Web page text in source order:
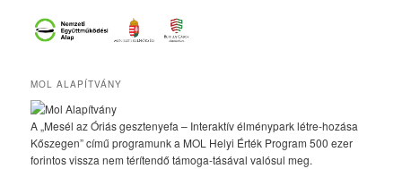
MOL ALAPÍTVÁNY
A „Mesél az Óriás gesztenyefa – Interaktív élménypark létre-hozása
Kőszegen” című programunk a MOL Helyi Érték Program 500 ezer
forintos vissza nem térítendő támoga-tásával valósul meg.